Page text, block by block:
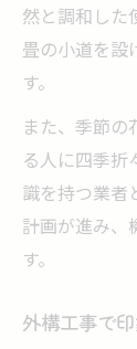
然と調和した
畳の小道を設
す。
また、季節の
る人に四季折
識を持つ業者
計画が進み、
す。
外構工事で